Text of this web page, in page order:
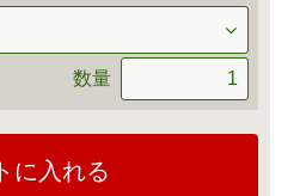
数量
に入れる